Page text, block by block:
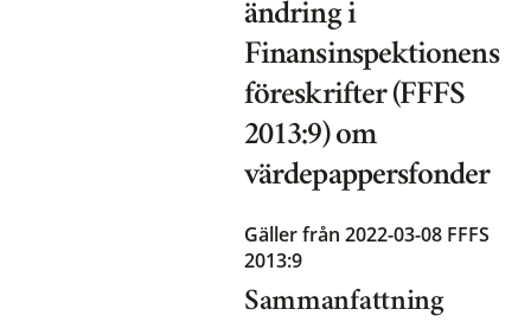
ändring i
Finansinspektionens
föreskrifter (FFFS
2013:9) om
värdepappersfonder
Gäller från 2022-03-08 FFFS
2013:9
Sammanfattning